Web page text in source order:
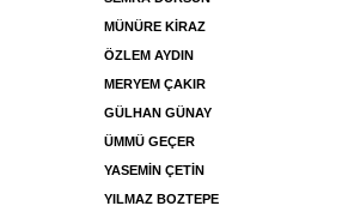
MÜNÜRE KİRAZ
ÖZLEM AYDIN
MERYEM ÇAKIR
GÜLHAN GÜNAY
ÜMMÜ GEÇER
YASEMİN ÇETİN
YILMAZ BOZTEPE